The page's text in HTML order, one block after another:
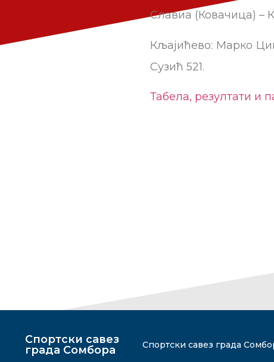
Славиа (Ковачица) –
Кљајићево: Марко
Сузић 521.
Табела, резултати и
Спортски савез
града Сомбора​
Спортски савез града